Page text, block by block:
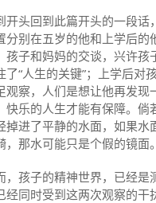
开头回到此篇开头的一段话
分别在五岁的他和上学后的
孩子和妈妈的交谈，兴许孩
了“人生的关键”；上学后对
观察，人们是想让他再发现
快乐的人生才能有保障。倘
掉进了平静的水面，如果水
，那水可能只是个假的镜面。
，孩子的精神世界，已经是
经同时受到这两次观察的干